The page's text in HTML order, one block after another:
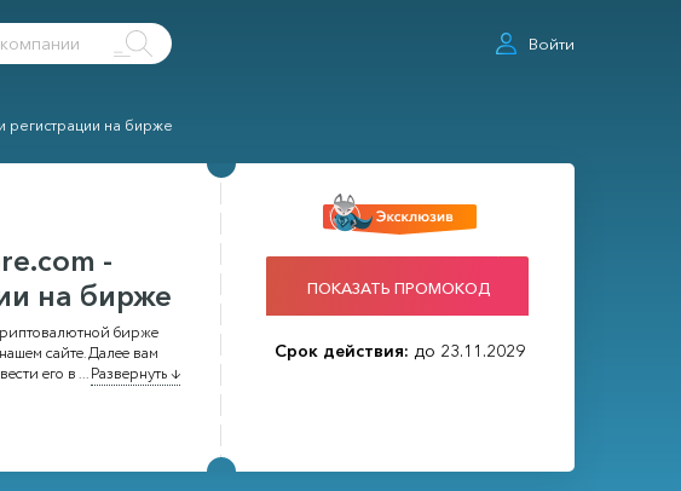
Войти
регистрации на бирже
-
на бирже
бирже
сайте. Далее вам
его в...Развернуть ↓
ПОКАЗАТЬ ПРОМОКОД
Срок действия: до 23.11.2029